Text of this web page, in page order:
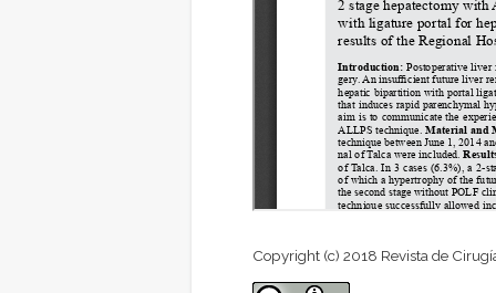
Copyright (c) 2018 Revista de